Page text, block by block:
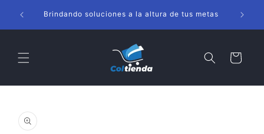
directamenteBrindando soluciones a la altura de tus metas
Carrito
a la
información